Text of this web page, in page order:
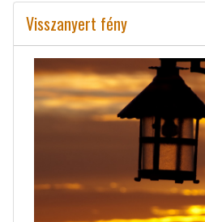
Visszanyert fény